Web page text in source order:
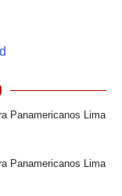
Panamericanos Lima
Panamericanos Lima